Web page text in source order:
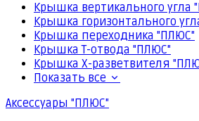
Крышка вертикального угла
Крышка горизонтального
Крышка переходника "ПЛЮС"
Крышка Т-отвода "ПЛЮС"
Крышка Х-разветвителя
Показать все
Аксессуары "ПЛЮС"